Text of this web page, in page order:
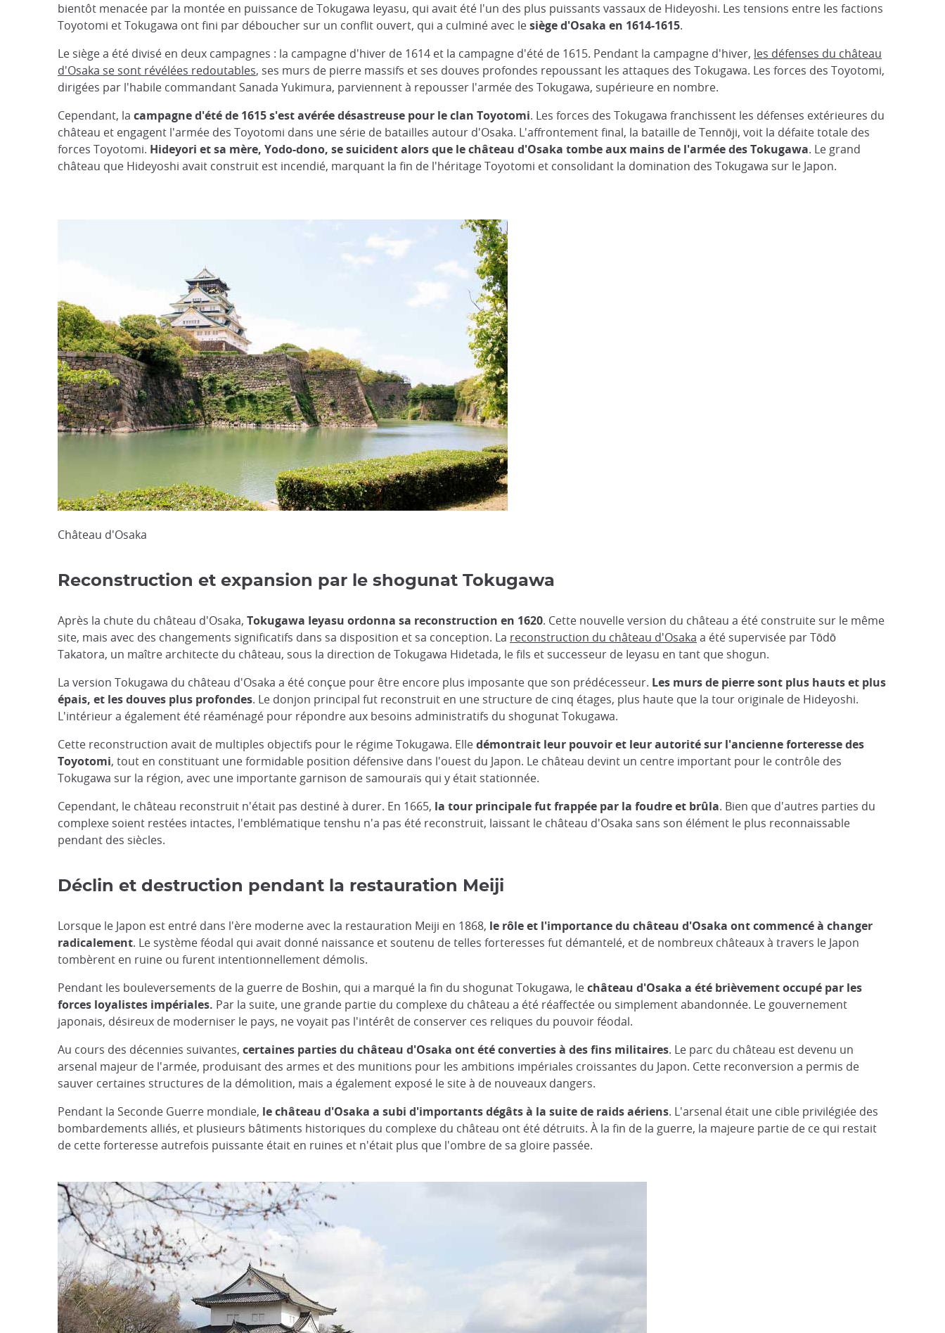
bientôt menacée par la montée en puissance de Tokugawa Ieyasu, qui avait été l'un des plus puissants vassaux de Hideyoshi. Les tensions entre les factions
Toyotomi et Tokugawa ont fini par déboucher sur un conflit ouvert, qui a culminé avec lesiège d'Osaka en 1614-1615.
Le siège a été divisé en deux campagnes : la campagne d'hiver de 1614 et la campagne d'été de 1615. Pendant la campagne d'hiver, les défenses du château
d'Osaka se sont révélées redoutables, ses murs de pierre massifs et ses douves profondes repoussant les attaques des Tokugawa. Les forces des Toyotomi,
dirigées par l'habile commandant Sanada Yukimura, parviennent à repousser l'armée des Tokugawa, supérieure en nombre.
Cependant, la campagne d'été de 1615 s'est avérée désastreuse pour le clan Toyotomi. Les forces des Tokugawa franchissent les défenses extérieures du
château et engagent l'armée des Toyotomi dans une série de batailles autour d'Osaka. L'affrontement final, la bataille de Tennōji, voit la défaite totale des
forces Toyotomi. Hideyori et sa mère, Yodo-dono, se suicident alors que le château d'Osaka tombe aux mains de l'armée des Tokugawa. Le grand
château que Hideyoshi avait construit est incendié, marquant la fin de l'héritage Toyotomi et consolidant la domination des Tokugawa sur le Japon.
Château d'Osaka
Reconstruction et expansion par le shogunat Tokugawa
Après la chute du château d'Osaka, Tokugawa Ieyasu ordonna sa reconstruction en 1620. Cette nouvelle version du château a été construite sur le même
site, mais avec des changements significatifs dans sa disposition et sa conception. La reconstruction du château d'Osaka a été supervisée par Tōdō
Takatora, un maître architecte du château, sous la direction de Tokugawa Hidetada, le fils et successeur de Ieyasu en tant que shogun.
La version Tokugawa du château d'Osaka a été conçue pour être encore plus imposante que son prédécesseur. Les murs de pierre sont plus hauts et plus
épais, et les douves plus profondes. Le donjon principal fut reconstruit en une structure de cinq étages, plus haute que la tour originale de Hideyoshi.
L'intérieur a également été réaménagé pour répondre aux besoins administratifs du shogunat Tokugawa.
Cette reconstruction avait de multiples objectifs pour le régime Tokugawa. Elledémontrait leur pouvoir et leur autorité sur l'ancienne forteresse des
Toyotomi, tout en constituant une formidable position défensive dans l'ouest du Japon. Le château devint un centre important pour le contrôle des
Tokugawa sur la région, avec une importante garnison de samouraïs qui y était stationnée.
Cependant, le château reconstruit n'était pas destiné à durer. En 1665, la tour principale fut frappée par la foudre et brûla. Bien que d'autres parties du
complexe soient restées intactes, l'emblématique tenshu n'a pas été reconstruit, laissant le château d'Osaka sans son élément le plus reconnaissable
pendant des siècles.
Déclin et destruction pendant la restauration Meiji
Lorsque le Japon est entré dans l'ère moderne avec la restauration Meiji en 1868, le rôle et l'importance du château d'Osaka ont commencé à changer
radicalement. Le système féodal qui avait donné naissance et soutenu de telles forteresses fut démantelé, et de nombreux châteaux à travers le Japon
tombèrent en ruine ou furent intentionnellement démolis.
Pendant les bouleversements de la guerre de Boshin, qui a marqué la fin du shogunat Tokugawa, lechâteau d'Osaka a été brièvement occupé par les
forces loyalistes impériales. Par la suite, une grande partie du complexe du château a été réaffectée ou simplement abandonnée. Le gouvernement
japonais, désireux de moderniser le pays, ne voyait pas l'intérêt de conserver ces reliques du pouvoir féodal.
Au cours des décennies suivantes, certaines parties du château d'Osaka ont été converties à des fins militaires. Le parc du château est devenu un
arsenal majeur de l'armée, produisant des armes et des munitions pour les ambitions impériales croissantes du Japon. Cette reconversion a permis de
sauver certaines structures de la démolition, mais a également exposé le site à de nouveaux dangers.
Pendant la Seconde Guerre mondiale, le château d'Osaka a subi d'importants dégâts à la suite de raids aériens. L'arsenal était une cible privilégiée des
bombardements alliés, et plusieurs bâtiments historiques du complexe du château ont été détruits. À la fin de la guerre, la majeure partie de ce qui restait
de cette forteresse autrefois puissante était en ruines et n'était plus que l'ombre de sa gloire passée.